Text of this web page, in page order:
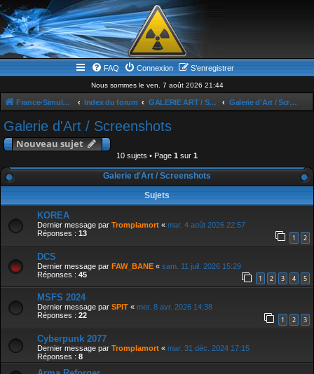
FAQ Connexion S’enregistrer
Nous sommes le ven. 7 août 2026 21:44
France-Simulation / Simulation-france-magazine.com Index du forum GALERIE ART / SCREENSHOOTS Galerie d'Art / Screenshots
Galerie d'Art / Screenshots
Nouveau sujet
10 sujets • Page 1 sur 1
Galerie d'Art / Screenshots
Sujets
KOREA
Dernier message par Tromplamort « mar. 4 août 2026 22:57
Réponses : 13 1 2
DCS
Dernier message par FAW_BANE « sam. 11 juil. 2026 15:29
Réponses : 45 1 2 3 4 5
MSFS 2024
Dernier message par SPIT « mer. 8 avr. 2026 14:38
Réponses : 22 1 2 3
Cyberpunk 2077
Dernier message par Tromplamort « mar. 31 déc. 2024 17:15
Réponses : 8